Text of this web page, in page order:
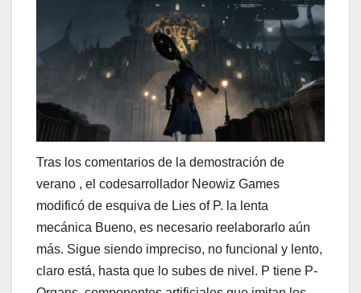
Tras los comentarios de la demostración de
verano , el codesarrollador Neowiz Games
modificó de esquiva de Lies of P. la lenta
mecánica Bueno, es necesario reelaborarlo aún
más. Sigue siendo impreciso, no funcional y lento,
claro está, hasta que lo subes de nivel. P tiene P-